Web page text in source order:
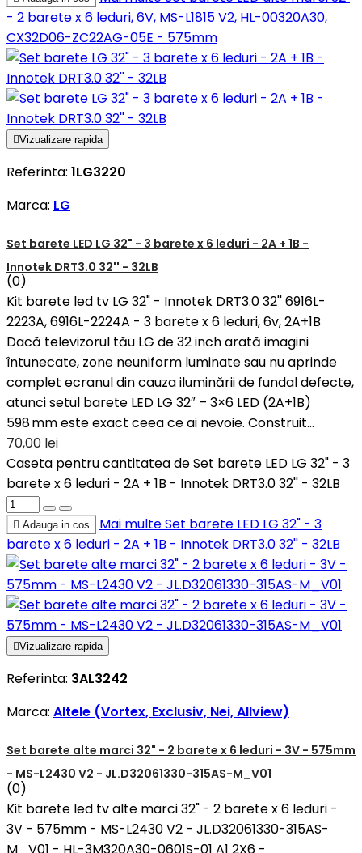
- 2 barete x 6 leduri, 6V, MS-L1815 V2, HL-00320A30,
CX32D06-ZC22AG-05E - 575mm
Vizualizare rapida
Referinta: 1LG3220
Marca: LG
Set barete LED LG 32" - 3 barete x 6 leduri - 2A + 1B -
Innotek DRT3.0 32'' - 32LB
(0)
Kit barete led tv LG 32" - Innotek DRT3.0 32'' 6916L-
2223A, 6916L-2224A - 3 barete x 6 leduri, 6v, 2A+1B
Dacă televizorul tău LG de 32 inch arată imagini
întunecate, zone neuniform luminate sau nu aprinde
complet ecranul din cauza iluminării de fundal defecte,
atunci setul barete LED LG 32″ – 3×6 LED (2A+1B)
598 mm este exact ceea ce ai nevoie. Construit...
70,00 lei
Caseta pentru cantitatea de Set barete LED LG 32" - 3
barete x 6 leduri - 2A + 1B - Innotek DRT3.0 32'' - 32LB
 Adauga in cos Mai multeSet barete LED LG 32" - 3
barete x 6 leduri - 2A + 1B - Innotek DRT3.0 32'' - 32LB
Vizualizare rapida
Referinta: 3AL3242
Marca: Altele (Vortex, Exclusiv, Nei, Allview)
Set barete alte marci 32" - 2 barete x 6 leduri - 3V - 575mm
- MS-L2430 V2 - JL.D32061330-315AS-M_V01
(0)
Kit barete led tv alte marci 32" - 2 barete x 6 leduri -
3V - 575mm - MS-L2430 V2 - JL.D32061330-315AS-
M_V01 - HL-3M320A30-0601S-01 A1 2X6 -